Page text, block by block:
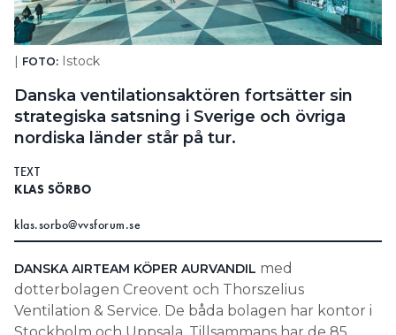
Om tidningen
Kontakt
Search for:
SEARCH
| FOTO: Istock
Danska ventilationsaktören fortsätter sin
strategiska satsning i Sverige och övriga
nordiska länder står på tur.
TEXT
KLAS SÖRBO
klas.sorbo@vvsforum.se
DANSKA AIRTEAM KÖPER AURVANDIL med
dotterbolagen Creovent och Thorszelius
Ventilation & Service. De båda bolagen har kontor i